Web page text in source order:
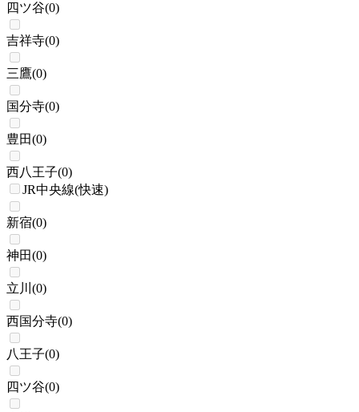
四ツ谷(0)
吉祥寺(0)
三鷹(0)
国分寺(0)
豊田(0)
西八王子(0)
JR中央線(快速)
新宿(0)
神田(0)
立川 (0)
西国分寺(0)
八王子(0)
四ツ谷(0)